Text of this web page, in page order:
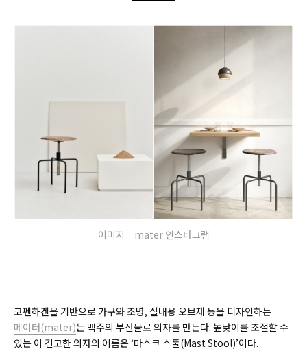
이미지｜mater 인스타그램
코펜하겐을 기반으로 가구와 조명, 실내용 오브제 등을 디자인하는
메이터(mater)는 맥주의 부산물로 의자를 만든다. 높낮이를 조절할 수
있는 이 견고한 의자의 이름은 ‘마스크 스툴(Mast Stool)’이다.